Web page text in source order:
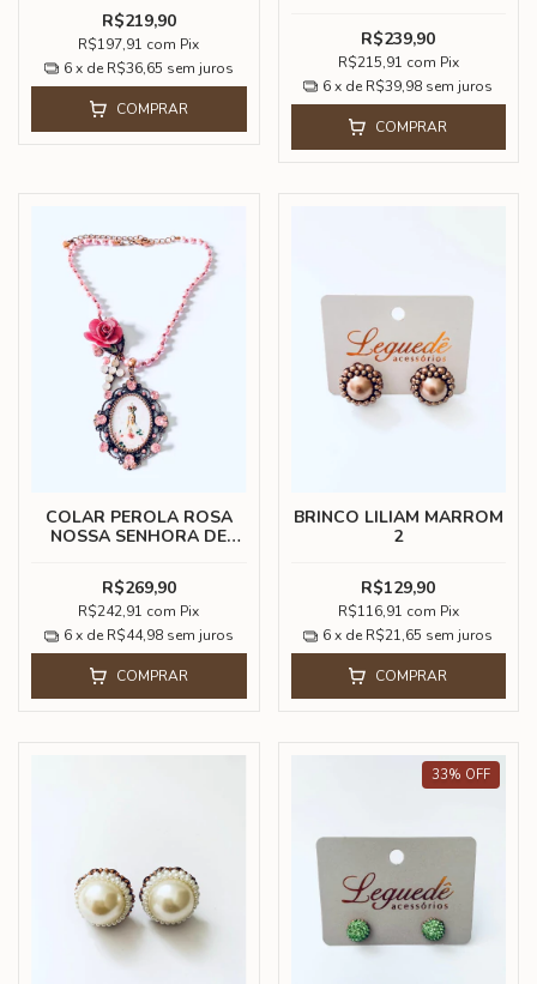
R$219,90
R$197,91 com Pix
6 x de R$36,65 sem juros
COMPRAR
R$239,90
R$215,91 com Pix
6 x de R$39,98 sem juros
COMPRAR
COLAR PEROLA ROSA
NOSSA SENHORA DE
R$269,90
R$242,91 com Pix
6 x de R$44,98 sem juros
COMPRAR
BRINCO LILIAM MARROM
2
R$129,90
R$116,91 com Pix
6 x de R$21,65 sem juros
COMPRAR
33% OFF